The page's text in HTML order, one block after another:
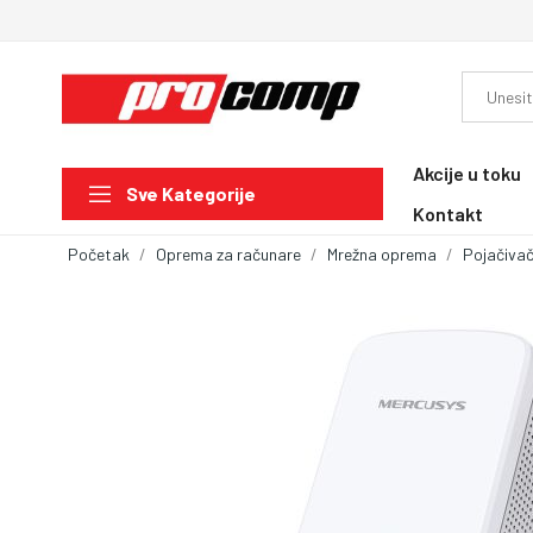
Sve Kategorije
Akcije u toku
Kontakt
Početak Oprema za računare Mrežna oprema